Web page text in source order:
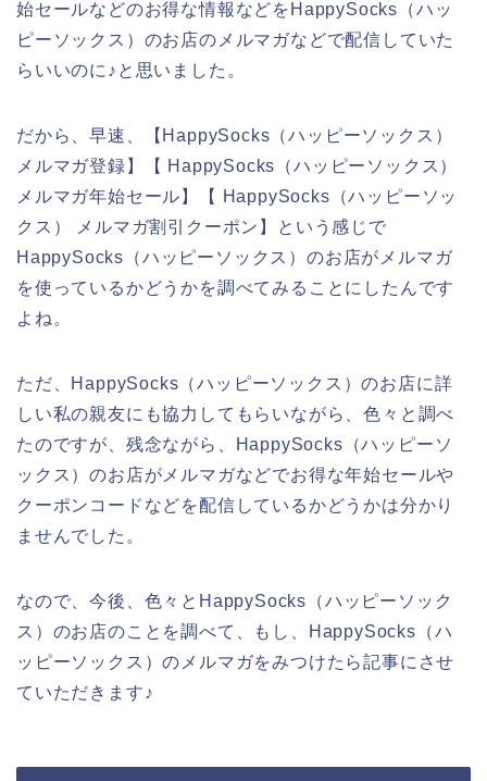
始セールなどのお得な情報などをHappySocks（ハッ
ピーソックス）のお店のメルマガなどで配信していた
らいいのに♪と思いました。
だから、早速、【HappySocks（ハッピーソックス）
メルマガ登録】【 HappySocks（ハッピーソックス）
メルマガ年始セール】【 HappySocks（ハッピーソッ
クス） メルマガ割引クーポン】という感じで
HappySocks（ハッピーソックス）のお店がメルマガ
を使っているかどうかを調べてみることにしたんです
よね。
ただ、HappySocks（ハッピーソックス）のお店に詳
しい私の親友にも協力してもらいながら、色々と調べ
たのですが、残念ながら、HappySocks（ハッピーソ
ックス）のお店がメルマガなどでお得な年始セールや
クーポンコードなどを配信しているかどうかは分かり
ませんでした。
なので、今後、色々とHappySocks（ハッピーソック
ス）のお店のことを調べて、もし、HappySocks（ハ
ッピーソックス）のメルマガをみつけたら記事にさせ
ていただきます♪